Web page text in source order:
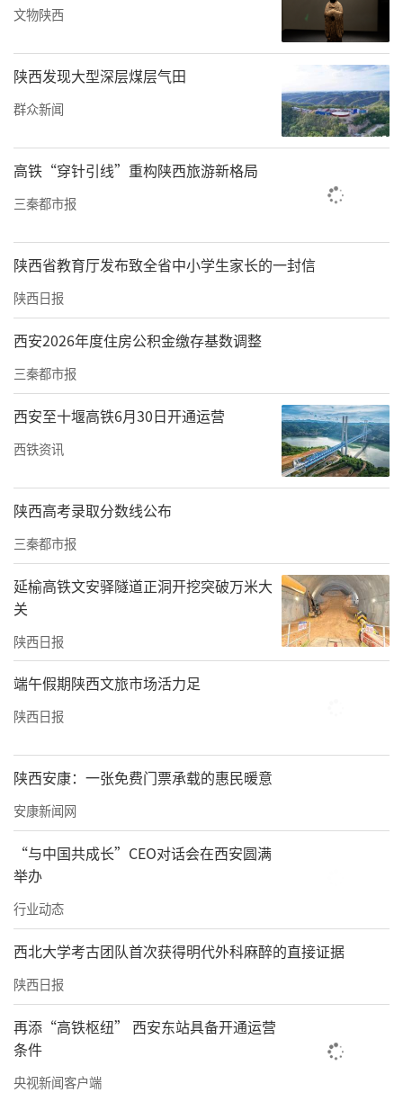
体验，以新潮文旅形式活化传统民俗，让游客
依托汉江、渭河水域资源，陕南、关中多地举
办龙舟邀请赛、桨板公开赛等水上赛事活动，
打造亲水端午特色体验；陕北地区将端午民俗
与红色文化深度融合，推出红色演艺、红色打
卡、红色研学配套活动。
迎着仲夏的风，2026汉中市“汉风古韵·传奇
夜”暨“端午”汉江龙舟文化季促消费活动火
热开展。数万人相聚汉江之滨，赏机器人跳
舞、打太极拳，逛集市，感受“文旅+科技”的
全新体验。仅端午节当天，活动就吸引5万人次
参与体验。
6月19日，2026汉中市“汉风古韵·传奇夜”及
2026秦岭熊猫音乐嗨唱季先后拉开帷幕。机器
人与国家级非遗汉调桄桄跨界组合，机械的质
感与戏曲的古韵打造出跨越时空的戏曲幻境；
机器人整齐列队，揽雀尾、白鹤亮翅等一套刚
柔并济的太极招式行云流水般展开。汉中市民
田静说：“以前只在电视上看过机器人跳舞，
这次亲眼见了，很震撼也很新奇，孩子特别喜
欢。”
金延安景区依托红色资源与黄土民俗底蕴，推
习俗、非遗展演与红色沉浸式演艺串成体验动
线，打造出传统民俗与红色记忆交织的节日盛
宴。包粽子、编五彩绳、缝香囊等手作活动现
场人气颇高，射五毒、套粽子、陆地冰壶、旱
地龙舟等趣味活动吸引了众多家庭互动体验。
非遗体验活动亮点十足。全省联动开展刺绣、
漆扇绘制、艾草花束DIY、陕北剪纸、面花展演
等非遗手作活动，各大文旅街区、景区开设非
遗市集，让非遗走进大众生活。端午假期，全
省共举办非遗展示展演、沉浸式体验、非遗进
景区等活动386场，79.35万人次线上线下参
文物陕西
陕西发现大型深层煤层气田
群众新闻
高铁“穿针引线”重构陕西旅游新格局
三秦都市报
陕西省教育厅发布致全省中小学生家长的一封信
陕西日报
西安2026年度住房公积金缴存基数调整
三秦都市报
西安至十堰高铁6月30日开通运营
西铁资讯
陕西高考录取分数线公布
三秦都市报
延榆高铁文安驿隧道正洞开挖突破万米大
关
陕西日报
端午假期陕西文旅市场活力足
陕西日报
陕西安康：一张免费门票承载的惠民暖意
安康新闻网
“与中国共成长”CEO对话会在西安圆满
举办
行业动态
西北大学考古团队首次获得明代外科麻醉的直接证据
陕西日报
再添“高铁枢纽” 西安东站具备开通运营
条件
央视新闻客户端